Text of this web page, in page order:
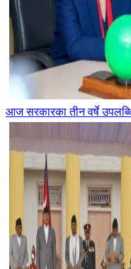
आज सरकारका तीन वर्षे